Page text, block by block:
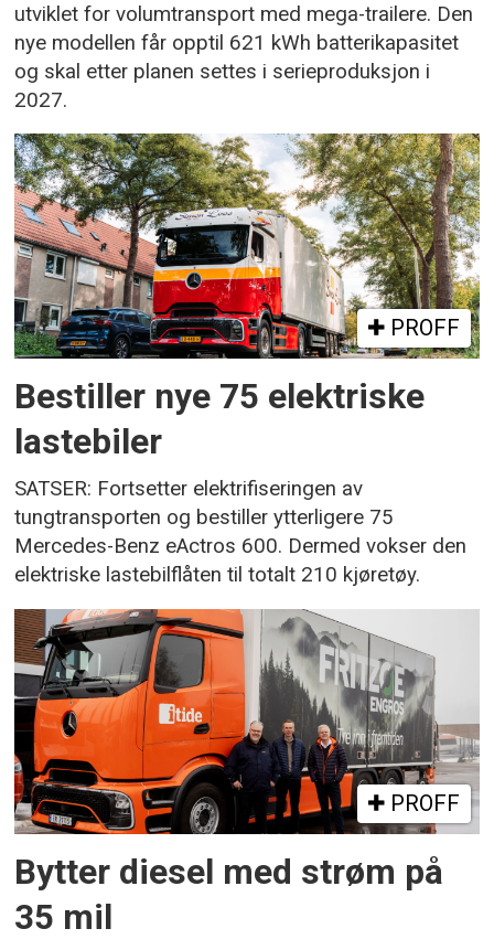
utviklet for volumtransport med mega-trailere. Den
nye modellen får opptil 621 kWh batterikapasitet
og skal etter planen settes i serieproduksjon i
2027.
PROFF
Bestiller nye 75 elektriske
lastebiler
SATSER: Fortsetter elektrifiseringen av
tungtransporten og bestiller ytterligere 75
Mercedes-Benz eActros 600. Dermed vokser den
elektriske lastebilflåten til totalt 210 kjøretøy.
PROFF
Bytter diesel med strøm på
35 mil